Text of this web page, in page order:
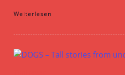
Weiterlesen